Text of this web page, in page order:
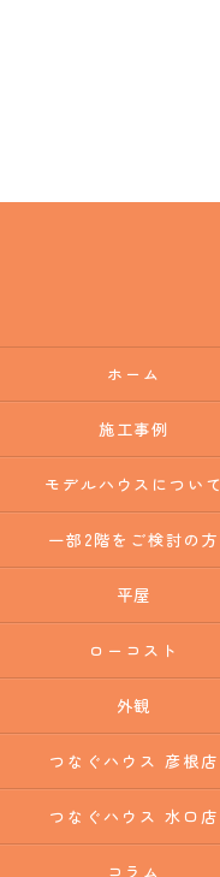
ホーム
施工事例
モデルハウスについて
一部2階をご検討の方
平屋
ローコスト
外観
つなぐハウス 彦根店
つなぐハウス 水口店
コラム